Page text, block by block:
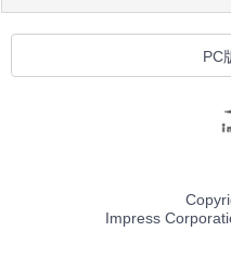
PC
Impress